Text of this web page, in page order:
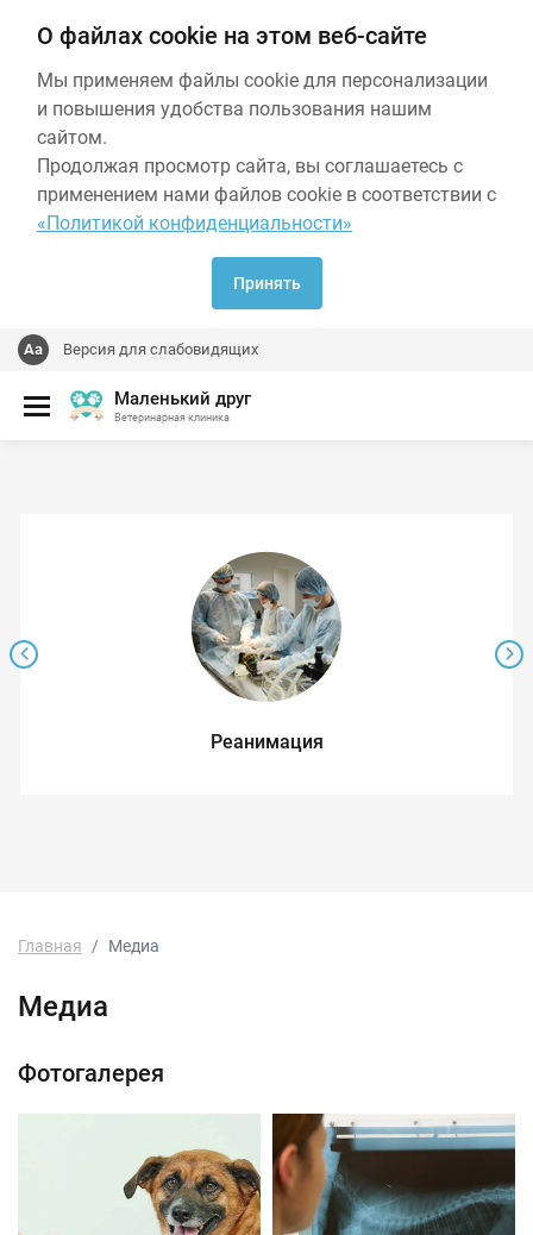
О файлах cookie на этом веб-сайте
Мы применяем файлы cookie для персонализации
и повышения удобства пользования нашим
сайтом.
Продолжая просмотр сайта, вы соглашаетесь с
применением нами файлов cookie в соответствии с
«Политикой конфиденциальности»
Принять
Версия для слабовидящих
Маленький друг
Ветеринарная клиника
Реанимация
Главная Медиа
Медиа
Фотогалерея